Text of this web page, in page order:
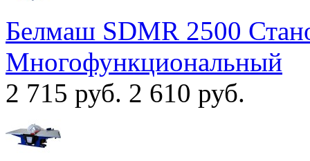
Белмаш SDMR 2500
Многофункциональный
2 715 руб. 2 610 руб.